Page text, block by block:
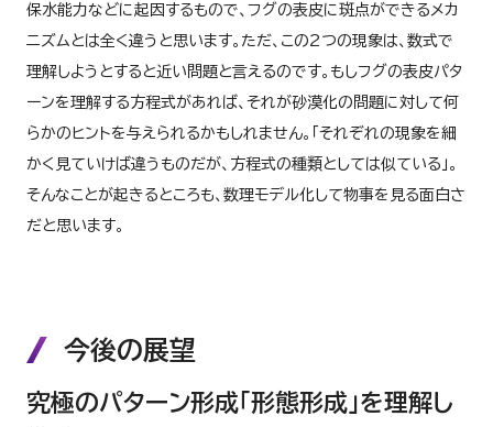
保水能力などに起因するもので、フグの表皮に斑点ができるメカ
ニズムとは全く違うと思います。ただ、この2つの現象は、数式で
理解しようとすると近い問題と言えるのです。もしフグの表皮パタ
ーンを理解する方程式があれば、それが砂漠化の問題に対して何
らかのヒントを与えられるかもしれません。「それぞれの現象を細
かく見ていけば違うものだが、方程式の種類としては似ている」。
そんなことが起きるところも、数理モデル化して物事を見る面白さ
だと思います。
今後の展望
究極のパターン形成「形態形成」を理解し